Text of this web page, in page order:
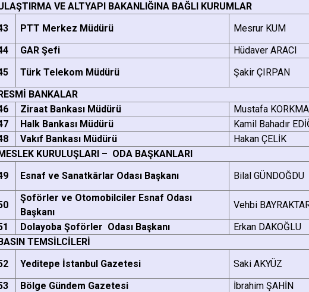
VE ALTYAPI BAKANLIĞINA BAĞLI KURUMLAR
PTT Merkez Müdürü Mesrur KUM
GAR Şefi Hüdaver ARACI
Türk Telekom Müdürü Şakir ÇIRPAN
BANKALAR
Ziraat Bankası Müdürü Mustafa
Halk Bankası Müdürü Kamil Bahadır
Vakıf Bankası Müdürü Hakan ÇELİK
KURULUŞLARI – ODA BAŞKANLARI
Esnaf ve Sanatkârlar Odası Başkanı Bilal GÜNDOĞDU
Şoförler ve Otomobilciler Esnaf Odası
Başkanı
Vehbi
Dolayoba Şoförler Odası Başkanı Erkan DAKOĞLU
TEMSİLCİLERİ
Yeditepe İstanbul Gazetesi Saki AKYÜZ
Bölge Gündem Gazetesi İbrahim ŞAHİN